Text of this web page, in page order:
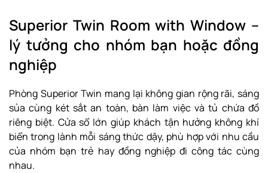
Superior Twin Room with Window –
lý tưởng cho nhóm bạn hoặc đồng
nghiệp
Phòng Superior Twin mang lại không gian rộng rãi, sáng
sủa cùng két sắt an toàn, bàn làm việc và tủ chứa đồ
riêng biệt. Cửa sổ lớn giúp khách tận hưởng không khí
biển trong lành mỗi sáng thức dậy, phù hợp với nhu cầu
của nhóm bạn trẻ hay đồng nghiệp đi công tác cùng
nhau.